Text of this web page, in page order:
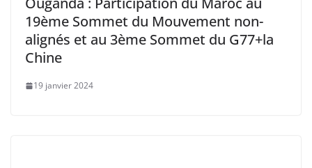
19ème Sommet du Mouvement non-
alignés et au 3ème Sommet du G77+la
Chine
19 janvier 2024